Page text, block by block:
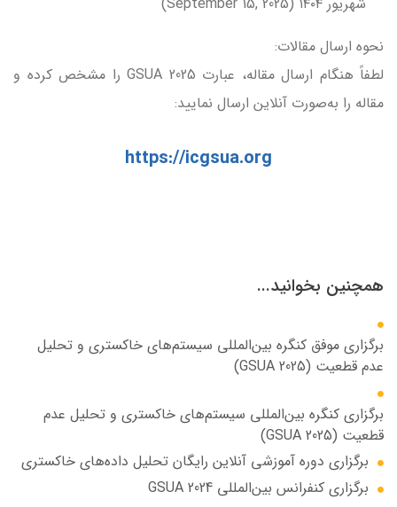
نحوه ارسال مقالات:
لطفاً هنگام ارسال مقاله، عبارت GSUA 2025 را مشخص کرده و
مقاله را به‌صورت آنلاین ارسال نمایید:
https://icgsua.org
همچنین بخوانید...
برگزاری موفق کنگره بین‌المللی سیستم‌های خاکستری و تحلیل
عدم قطعیت (GSUA 2025)
برگزاری کنگره بین‌المللی سیستم‌های خاکستری و تحلیل عدم
قطعیت (GSUA 2025)
برگزاری دوره آموزشی آنلاین رایگان تحلیل داده‌های خاکستری
برگزاری کنفرانس بین‌المللی GSUA 2024